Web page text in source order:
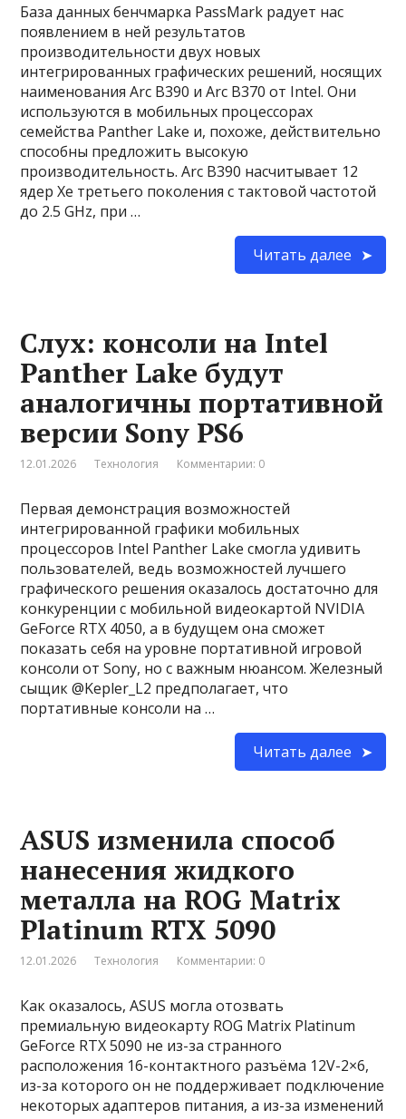
База данных бенчмарка PassMark радует нас
появлением в ней результатов
производительности двух новых
интегрированных графических решений, носящих
наименования Arc B390 и Arc B370 от Intel. Они
используются в мобильных процессорах
семейства Panther Lake и, похоже, действительно
способны предложить высокую
производительность. Arc B390 насчитывает 12
ядер Xe третьего поколения с тактовой частотой
до 2.5 GHz, при …
Читать далее
Слух: консоли на Intel
Panther Lake будут
аналогичны портативной
версии Sony PS6
12.01.2026 Технология Комментарии: 0
Первая демонстрация возможностей
интегрированной графики мобильных
процессоров Intel Panther Lake смогла удивить
пользователей, ведь возможностей лучшего
графического решения оказалось достаточно для
конкуренции с мобильной видеокартой NVIDIA
GeForce RTX 4050, а в будущем она сможет
показать себя на уровне портативной игровой
консоли от Sony, но с важным нюансом. Железный
сыщик @Kepler_L2 предполагает, что
портативные консоли на …
Читать далее
ASUS изменила способ
нанесения жидкого
металла на ROG Matrix
Platinum RTX 5090
12.01.2026 Технология Комментарии: 0
Как оказалось, ASUS могла отозвать
премиальную видеокарту ROG Matrix Platinum
GeForce RTX 5090 не из-за странного
расположения 16-контактного разъёма 12V-2×6,
из-за которого он не поддерживает подключение
некоторых адаптеров питания, а из-за изменений